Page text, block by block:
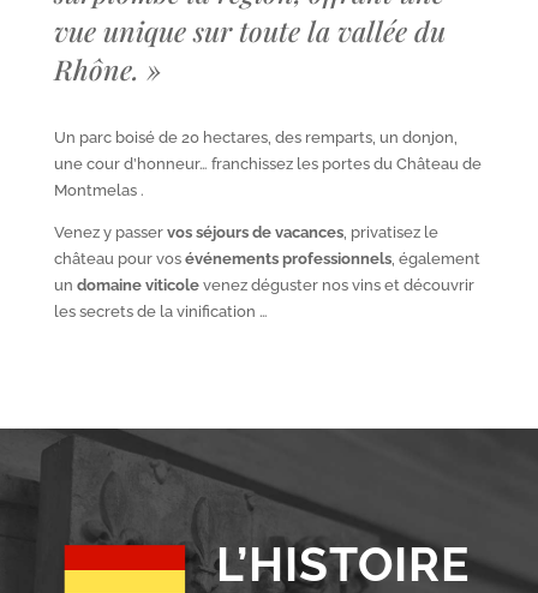
vue unique sur toute la vallée du
Rhône. »
Un parc boisé de 20 hectares, des remparts, un donjon,
une cour d’honneur… franchissez les portes du Château de
Montmelas .
Venez y passer vos séjours de vacances, privatisez le
château pour vos événements professionnels, également
un domaine viticolevenez déguster nos vins et découvrir
les secrets de la vinification …
L’HISTOIRE